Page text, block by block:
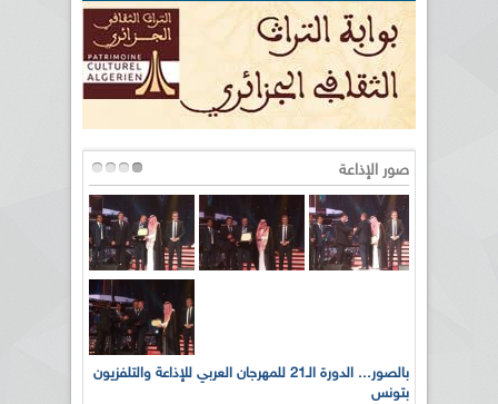
صور الإذاعة
بالصور... الدورة الـ21 للمهرجان العربي للإذاعة والتلفزيون
بتونس